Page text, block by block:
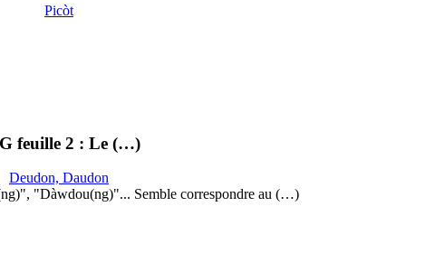
Picòt
G feuille 2 : Le (…)
Deudon, Daudon
"Dàwdou(ng)"... Semble correspondre au (…)